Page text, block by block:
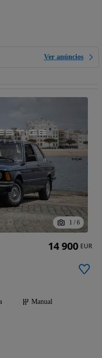
Ver anúncios
1 / 6
Manual
14 900 EUR